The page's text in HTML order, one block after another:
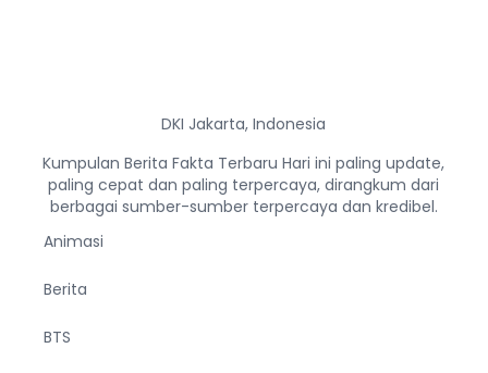
DKI Jakarta, Indonesia
Kumpulan Berita Fakta Terbaru Hari ini paling update,
paling cepat dan paling terpercaya, dirangkum dari
berbagai sumber-sumber terpercaya dan kredibel.
Animasi
Berita
BTS